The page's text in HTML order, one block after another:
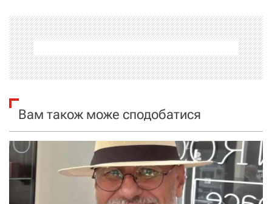
а
ц
і
я
з
а
Вам також може сподобатися